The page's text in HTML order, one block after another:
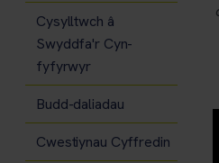
Cysylltwch â
Swyddfa'r Cyn-
fyfyrwyr
Budd-daliadau
Cwestiynau Cyffredin